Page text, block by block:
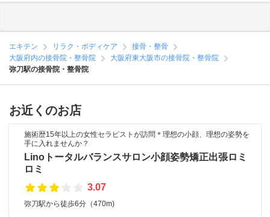
エキテン リラク・ボディケア
接骨・整骨
大阪府内の接骨院・整骨院
大阪府東大阪市の接骨院・整骨院
弥刀駅の接骨院・整骨院
お近くのお店
施術歴15年以上の女性セラピストが訪問＊理想の小顔、理想の姿勢を
手に入れませんか？
Linoトータルバランスサロン小顔姿勢矯正出張ロミ
ロミ
3.07
弥刀駅から徒歩6分（470m)